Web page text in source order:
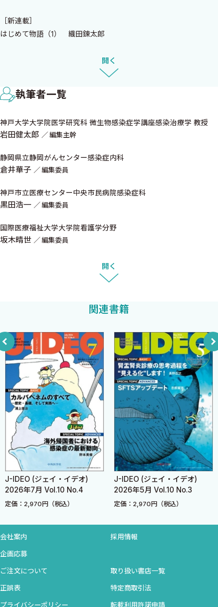
［新連載］
はじめて物語（1） 織田錬太郎
突破口感染症診療の「難問」に答えはあるか（16） 岩田健太郎
刑務所における感染対策
グラム染色所見と培養結果からどう考える？（20） 黒田浩一
グラム陽性桿菌編（5）
人間だって動物だ！ 動物から学ぶ人の医療（6） 倉井華子，田向
動物の結核：結核＝ヒトの病気ではない
（内山）ふくみ
肝蛭（かんてつ）
あの手この手のASP（10） 枦 秀樹
腎機能変動要因を考慮したTDM
微生物検査危機一髪！（35） 山本 剛
教えて感染症の病理（36） 砂川恵伸
疾患編 200年間も炎症と議論された悪性リンパ腫
JOIS presents知っておきたいがん+感染症（10） 藤田崇宏
腫瘍熱：がん患者の発熱すべてが感染症にあらず
マイナスから始める性感染症診療（11） 谷崎隆太郎
そういえば，最近HPVワクチンってどうなってんの？
子どもと大人の感染症（35） 齋藤昭彦
子どもへのCOVID-19ワクチンに関するディベート
Pros and Cons in COVID-19：Should We Vaccinate Children?
マスクの乱2022
手指衛生の5つのタイミング 患者に触れる前っていつですか？
ちょっとだけ余計にがんばる病院の感染対策（23） 本田 仁
開く
執筆者一覧
神戸大学大学院医学研究科 微生物感染症学講座感染治療学 教授
岩田健太郎 編集主幹
静岡県立静岡がんセンター感染症内科
倉井華子 編集委員
神戸市立医療センター中央市民病院感染症科
黒田浩一 編集委員
国際医療福祉大学大学院看護学分野
坂木晴世 編集委員
開く
関連書籍
J-IDEO (ジェイ・イデオ)
2026年7月 Vol.10 No.4
定価：2,970円（税込）
J-IDEO (ジェイ・イデオ)
2026年5月 Vol.10 No.3
定価：2,970円（税込）
会社案内 採用情報
企画応募
ご注文について 取り扱い書店一覧
正誤表 特定商取引法
プライバシーポリシー 転載利用許諾申請